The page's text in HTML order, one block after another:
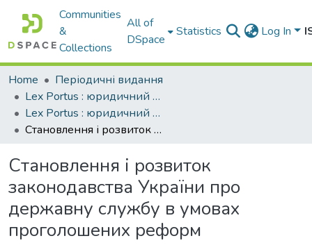
Communities
&
Collections
All of
DSpace
Statistics Log In
Home
Періодичні видання
Lex Portus : юридичний науковий журнал
Lex Portus : юридичний науковий журнал. - 2018. - № 2.
Становлення і розвиток законодавства України про державну службу в умовах проголошених реформ
Становлення і розвиток
законодавства України про
державну службу в умовах
проголошених реформ